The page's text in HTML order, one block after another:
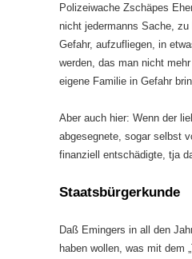
Polizeiwache Zschäpes
nicht jedermanns Sache,
Gefahr, aufzufliegen, in
werden, das man nicht
eigene Familie in Gefahr
Aber auch hier: Wenn der
abgesegnete, sogar selbst
finanziell entschädigte, tja
Staatsbürgerkunde
Daß Emingers in all den
haben wollen, was mit dem